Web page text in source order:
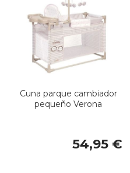
Cuna parque cambiador
pequeño Verona
54,95 €